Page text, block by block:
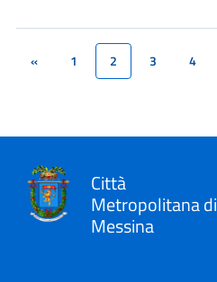
« 1 2(current)
3 4
Città
Metropolitana di
Messina